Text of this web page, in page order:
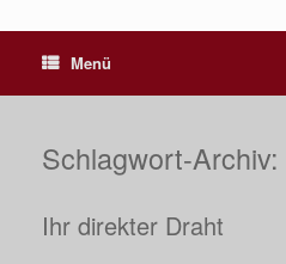
Menü
Schlagwort-Archiv:
Ihr direkter Draht